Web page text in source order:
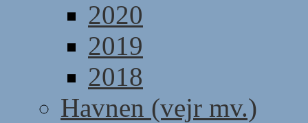
2020
2019
2018
Havnen (vejr mv.)